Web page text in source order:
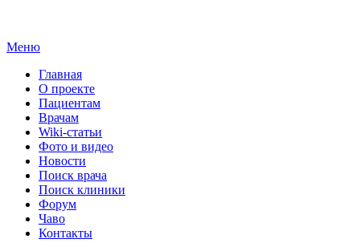
Меню
Главная
О проекте
Пациентам
Врачам
Wiki-статьи
Фото и видео
Новости
Поиск врача
Поиск клиники
Форум
Чаво
Контакты